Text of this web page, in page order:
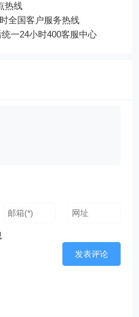
热线
全国客户服务热线
一24小时400客服中心